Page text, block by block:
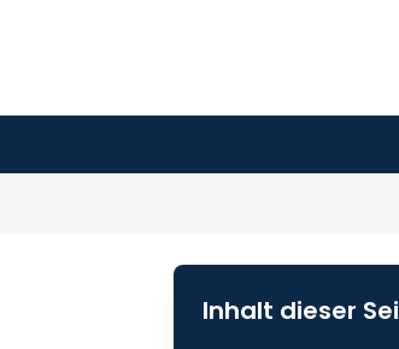
Inhalt dieser